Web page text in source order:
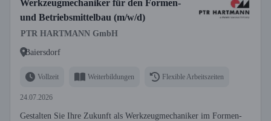
Werkzeugmechaniker für den Formen-
und Betriebsmittelbau (m/w/d)
PTR HARTMANN GmbH
Baiersdorf
Vollzeit Weiterbildungen Flexible Arbeitszeiten
24.07.2026
Gestalten Sie Ihre Zukunft als Werkzeugmechaniker im Formen-